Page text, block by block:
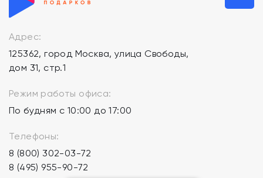
Адрес:
125362, город Москва, улица Свободы,
дом 31, стр.1
Режим работы офиса:
По будням с 10:00 до 17:00
Телефоны:
8 (800) 302-03-72
8 (495) 955-90-72